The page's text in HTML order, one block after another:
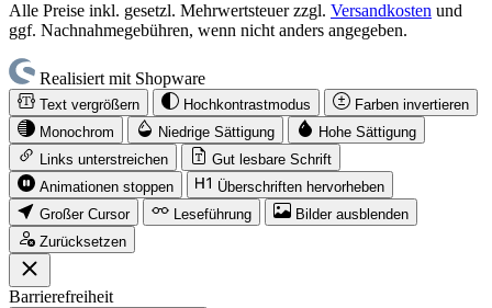
Alle Preise inkl. gesetzl. Mehrwertsteuer zzgl. Versandkosten und
ggf. Nachnahmegebühren, wenn nicht anders angegeben.
Realisiert mit Shopware
Text vergrößern Hochkontrastmodus
Farben invertieren
Monochrom
Niedrige Sättigung
Hohe Sättigung
Links unterstreichen
Gut lesbare Schrift
Animationen stoppen
Überschriften hervorheben
Großer Cursor
Leseführung
Bilder ausblenden
Zurücksetzen
Barrierefreiheit